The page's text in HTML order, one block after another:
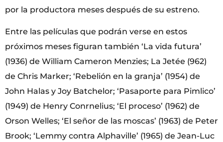
por la productora meses después de su estreno.
Entre las películas que podrán verse en estos
próximos meses figuran también ‘La vida futura’
(1936) de William Cameron Menzies; La Jetée (962)
de Chris Marker; ‘Rebelión en la granja’ (1954) de
John Halas y Joy Batchelor; ‘Pasaporte para Pimlico’
(1949) de Henry Conrnelius; ‘El proceso’ (1962) de
Orson Welles; ‘El señor de las moscas’ (1963) de Peter
Brook; ‘Lemmy contra Alphaville’ (1965) de Jean-Luc